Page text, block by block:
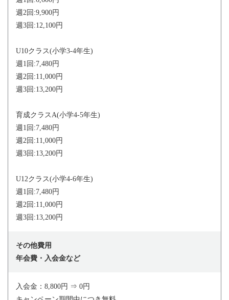
週2回:9,900円
週3回:12,100円
U10クラス(小学3-4年生)
週1回:7,480円
週2回:11,000円
週3回:13,200円
育成クラスA(小学4-5年生)
週1回:7,480円
週2回:11,000円
週3回:13,200円
U12クラス(小学4-6年生)
週1回:7,480円
週2回:11,000円
週3回:13,200円
その他費用
年会費・入会金など
入会金：8,800円 ⇒ 0円